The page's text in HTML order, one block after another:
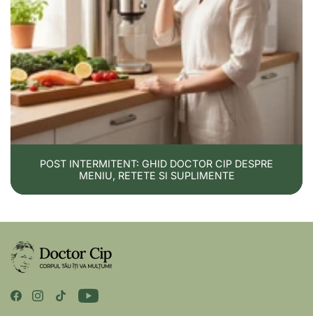
POST INTERMITENT: GHID DOCTOR CIP DESPRE
MENIU, RETETE SI SUPLIMENTE